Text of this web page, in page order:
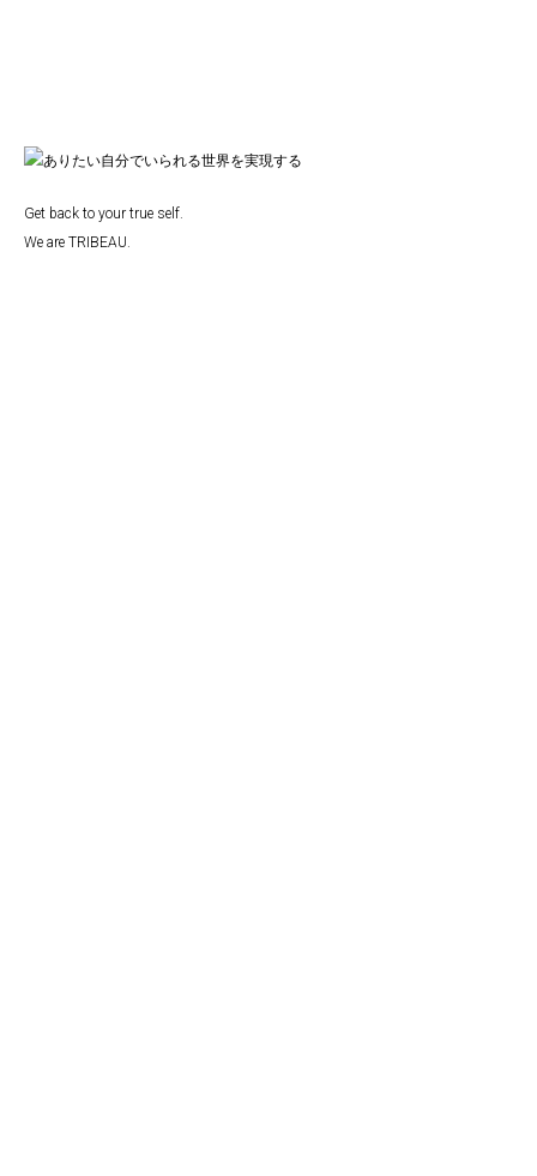
Get back to your true self.
We are TRIBEAU.